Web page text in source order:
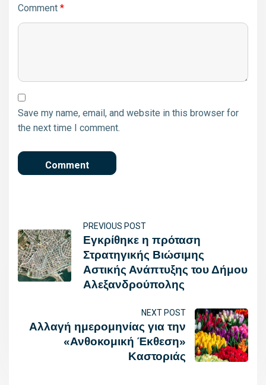
Comment *
Save my name, email, and website in this browser for
the next time I comment.
PREVIOUS POST
Εγκρίθηκε η πρόταση
Στρατηγικής Βιώσιμης
Αστικής Ανάπτυξης του Δήμου
Αλεξανδρούπολης
NEXT POST
Αλλαγή ημερομηνίας για την
«Ανθοκομική Έκθεση»
Καστοριάς